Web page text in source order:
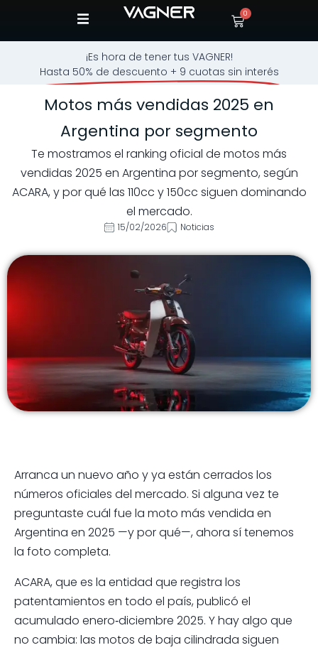
0
¡Es hora de tener tus VAGNER!
Hasta 50% de descuento + 9 cuotas sin interés
Motos más vendidas 2025 en
Argentina por segmento
Te mostramos el ranking oficial de motos más
vendidas 2025 en Argentina por segmento, según
ACARA, y por qué las 110cc y 150cc siguen dominando
el mercado.
15/02/2026 Noticias
Arranca un nuevo año y ya están cerrados los
números oficiales del mercado. Si alguna vez te
preguntaste cuál fue la moto más vendida en
Argentina en 2025 —y por qué—, ahora sí tenemos
la foto completa.
ACARA, que es la entidad que registra los
patentamientos en todo el país, publicó el
acumulado enero‑diciembre 2025. Y hay algo que
no cambia: las motos de baja cilindrada siguen